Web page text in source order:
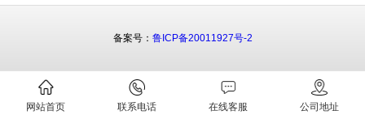
网站首页 联系电话 在线客服 公司地址
备案号： 鲁ICP备20011927号-2